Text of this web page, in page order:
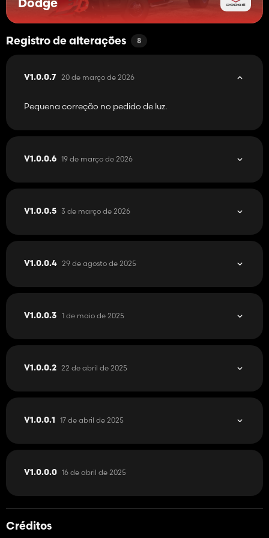
Crédito sai para Squigglze para o J
a barra de luz estroboscópica pré -fabricada e suas instruções
fáceis de usar.
Dodge
Registro de alterações 8
V1.0.0.7 20 de março de 2026
Pequena correção no pedido de luz.
V1.0.0.6 19 de março de 2026
V1.0.0.5 3 de março de 2026
V1.0.0.4 29 de agosto de 2025
V1.0.0.3 1 de maio de 2025
V1.0.0.2 22 de abril de 2025
V1.0.0.1 17 de abril de 2025
V1.0.0.0 16 de abril de 2025
Créditos